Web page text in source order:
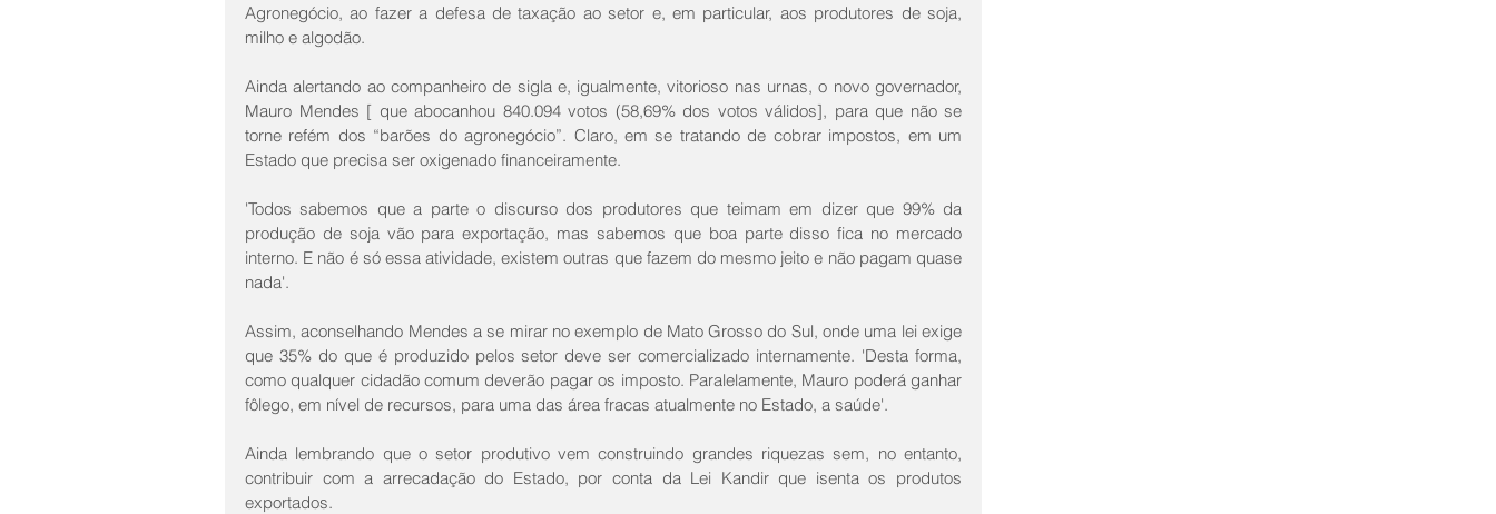
Agronegócio, ao fazer a defesa de taxação ao setor e, em particular, aos produtores de soja,
milho e algodão.
Ainda alertando ao companheiro de sigla e, igualmente, vitorioso nas urnas, o novo governador,
Mauro Mendes [ que abocanhou 840.094 votos (58,69% dos votos válidos], para que não se
torne refém dos “barões do agronegócio”. Claro, em se tratando de cobrar impostos, em um
Estado que precisa ser oxigenado financeiramente.
'Todos sabemos que a parte o discurso dos produtores que teimam em dizer que 99% da
produção de soja vão para exportação, mas sabemos que boa parte disso fica no mercado
interno. E não é só essa atividade, existem outras que fazem do mesmo jeito e não pagam quase
nada'.
Assim, aconselhando Mendes a se mirar no exemplo de Mato Grosso do Sul, onde uma lei exige
que 35% do que é produzido pelos setor deve ser comercializado internamente. 'Desta forma,
como qualquer cidadão comum deverão pagar os imposto. Paralelamente, Mauro poderá ganhar
fôlego, em nível de recursos, para uma das área fracas atualmente no Estado, a saúde'.
Ainda lembrando que o setor produtivo vem construindo grandes riquezas sem, no entanto,
contribuir com a arrecadação do Estado, por conta da Lei Kandir que isenta os produtos
exportados.